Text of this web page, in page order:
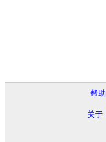
帮助
关于